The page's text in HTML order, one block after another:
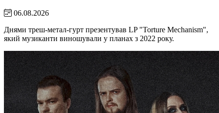
06.08.2026
Днями треш-метал-гурт презентував LP "Torture Mechanism",
який музиканти виношували у планах з 2022 року.